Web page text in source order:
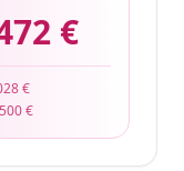
€
€
€